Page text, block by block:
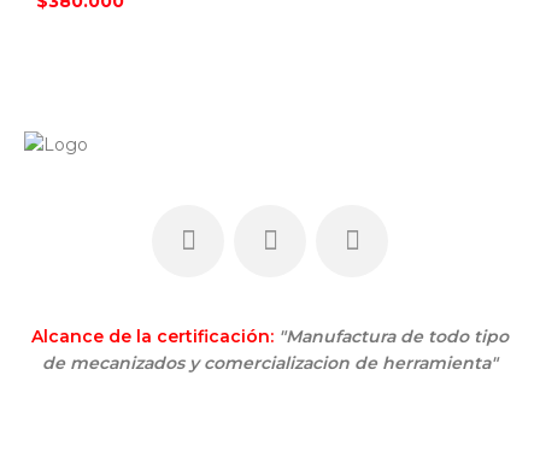
Alcance de la certificación: "Manufactura de todo tipo
de mecanizados y comercializacion de herramienta"